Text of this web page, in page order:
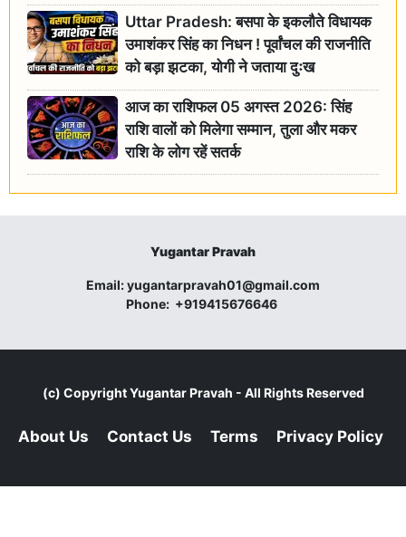
Uttar Pradesh: बसपा के इकलौते विधायक
उमाशंकर सिंह का निधन ! पूर्वांचल की राजनीति
को बड़ा झटका, योगी ने जताया दुःख
आज का राशिफल 05 अगस्त 2026: सिंह
राशि वालों को मिलेगा सम्मान, तुला और मकर
राशि के लोग रहें सतर्क
Yugantar Pravah
Email:yugantarpravah01@gmail.com
Phone: +919415676646
(c) CopyrightYugantar Pravah - All Rights Reserved
About Us Contact Us Terms Privacy Policy